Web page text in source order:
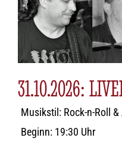
31.10.2026:
Musikstil: Rock-n-Roll
Beginn: 19:30 Uhr